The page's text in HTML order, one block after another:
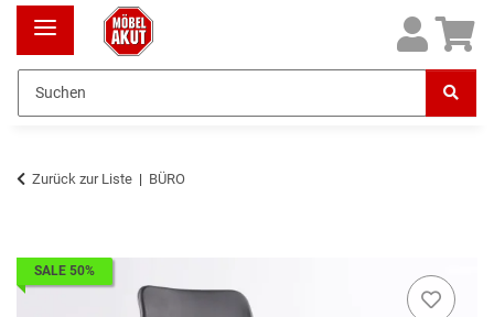
Zurück zur Liste BÜRO
SALE 50%